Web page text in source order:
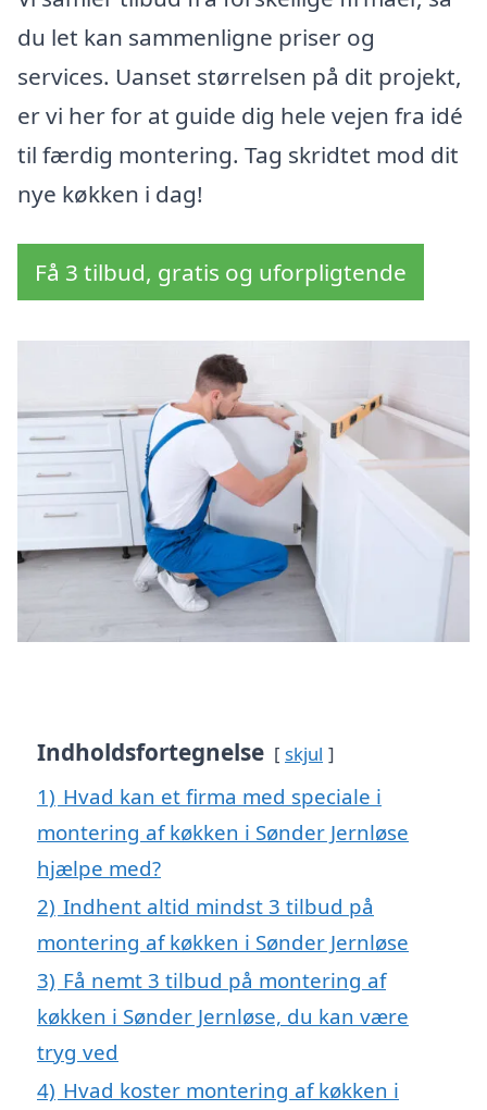
du let kan sammenligne priser og
services. Uanset størrelsen på dit projekt,
er vi her for at guide dig hele vejen fra idé
til færdig montering. Tag skridtet mod dit
nye køkken i dag!
Få 3 tilbud, gratis og uforpligtende
Indholdsfortegnelse skjul
1) Hvad kan et firma med speciale i
montering af køkken i Sønder Jernløse
hjælpe med?
2) Indhent altid mindst 3 tilbud på
montering af køkken i Sønder Jernløse
3) Få nemt 3 tilbud på montering af
køkken i Sønder Jernløse, du kan være
tryg ved
4) Hvad koster montering af køkken i